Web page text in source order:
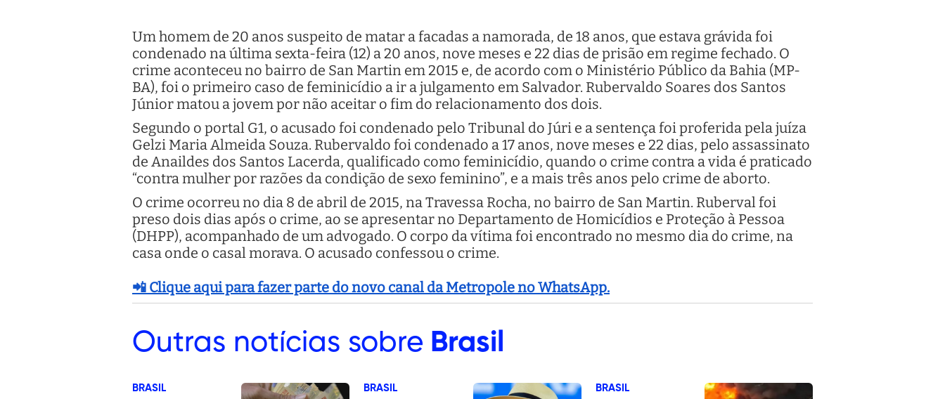
Um homem de 20 anos suspeito de matar a facadas a namorada, de 18 anos, que estava grávida foi
condenado na última sexta-feira (12) a 20 anos, nove meses e 22 dias de prisão em regime fechado. O
crime aconteceu no bairro de San Martin em 2015 e, de acordo com o Ministério Público da Bahia (MP-
BA), foi o primeiro caso de feminicídio a ir a julgamento em Salvador. Rubervaldo Soares dos Santos
Júnior matou a jovem por não aceitar o fim do relacionamento dos dois.
Segundo o portal G1, o acusado foi condenado pelo Tribunal do Júri e a sentença foi proferida pela juíza
Gelzi Maria Almeida Souza. Rubervaldo foi condenado a 17 anos, nove meses e 22 dias, pelo assassinato
de Anaildes dos Santos Lacerda, qualificado como feminicídio, quando o crime contra a vida é praticado
“contra mulher por razões da condição de sexo feminino”, e a mais três anos pelo crime de aborto.
O crime ocorreu no dia 8 de abril de 2015, na Travessa Rocha, no bairro de San Martin. Ruberval foi
preso dois dias após o crime, ao se apresentar no Departamento de Homicídios e Proteção à Pessoa
(DHPP), acompanhado de um advogado. O corpo da vítima foi encontrado no mesmo dia do crime, na
casa onde o casal morava. O acusado confessou o crime.
📲 Clique aqui para fazer parte do novo canal da Metropole no WhatsApp.
Outras notícias sobre Brasil
BRASIL BRASIL BRASIL